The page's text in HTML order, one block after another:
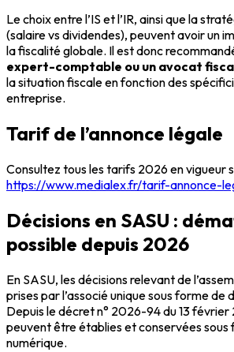
Le choix entre l’IS et l’IR, ainsi que la
(salaire vs dividendes), peuvent avoir un
la fiscalité globale. Il est donc
expert-comptable ou un avocat
la situation fiscale en fonction des
entreprise.
Tarif de l’annonce légale
Consultez tous les tarifs 2026 en vigueur
https://www.medialex.fr/tarif-annonce-
Décisions en SASU :
possible depuis 2026
En SASU, les décisions relevant de
prises par l’associé unique sous forme de
Depuis le décret n° 2026-94 du 13 février
peuvent être établies et conservées
numérique.